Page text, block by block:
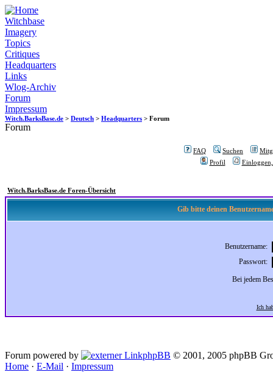
Witchbase
Imagery
Topics
Critiques
Headquarters
Links
Wlog-Archiv
Forum
Impressum
Witch.BarksBase.de > Deutsch > Headquarters > Forum
Forum
FAQ Suchen
Profil
Witch.BarksBase.de Foren-Übersicht
Gib bitte deinen
Benutzername:
Passwort:
Bei jedem
Ich
Forum powered by phpBB © 2001, 2005 phpBB
Home · E-Mail · Impressum